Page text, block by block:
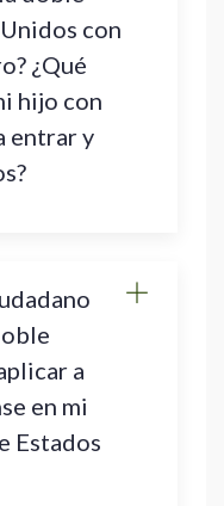
con
¿Qué
hijo con
entrar y
a
en mi
Estados